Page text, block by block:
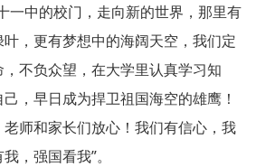
一中的校门，走向新的世界，那里有
，更有梦想中的海阔天空，我们定
不负众望，在大学里认真学习知
，早日成为捍卫祖国海空的雄鹰！
师和家长们放心！我们有信心，我
，强国看我”。